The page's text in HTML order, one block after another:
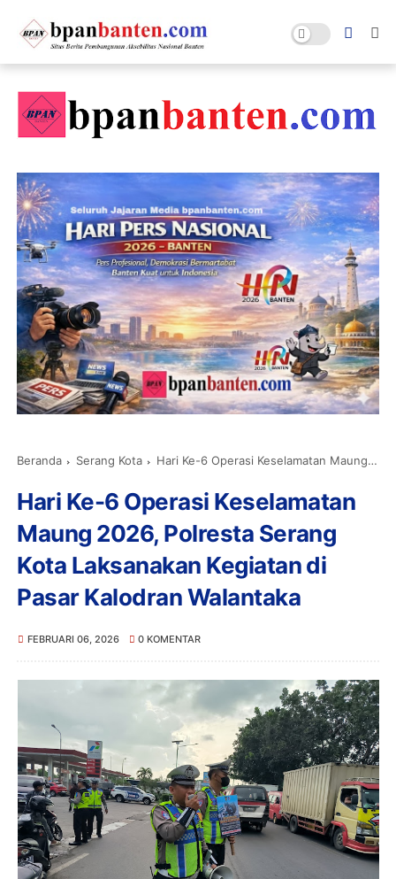
Beranda Serang Kota Hari Ke-6 Operasi Keselamatan Maung 2026, Polresta Serang Kota Laksanakan Kegiatan di Pasar Kalodran Walantaka
Hari Ke-6 Operasi Keselamatan
Maung 2026, Polresta Serang
Kota Laksanakan Kegiatan di
Pasar Kalodran Walantaka
FEBRUARI 06, 2026 0 KOMENTAR